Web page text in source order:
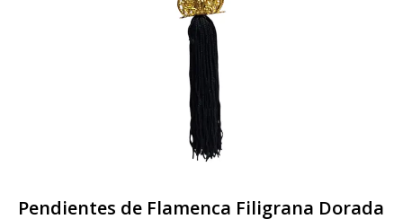
Pendientes de Flamenca Filigrana Dorada